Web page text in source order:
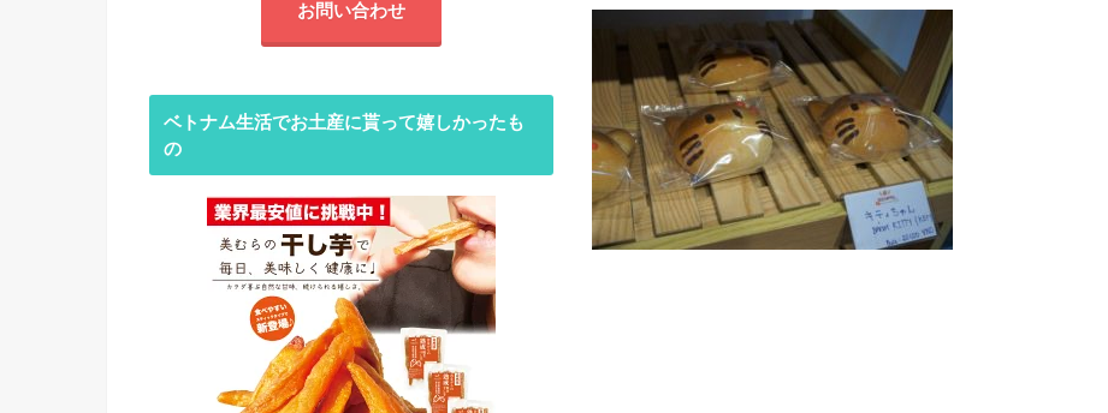
お問い合わせ
ベトナム生活でお土産に貰って嬉しかったも
の